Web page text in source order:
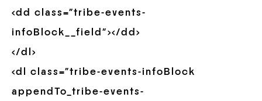
<dd class=”tribe-events-
infoBlock__field”></dd>
</dl>
<dl class=”tribe-events-infoBlock
appendTo_tribe-events-